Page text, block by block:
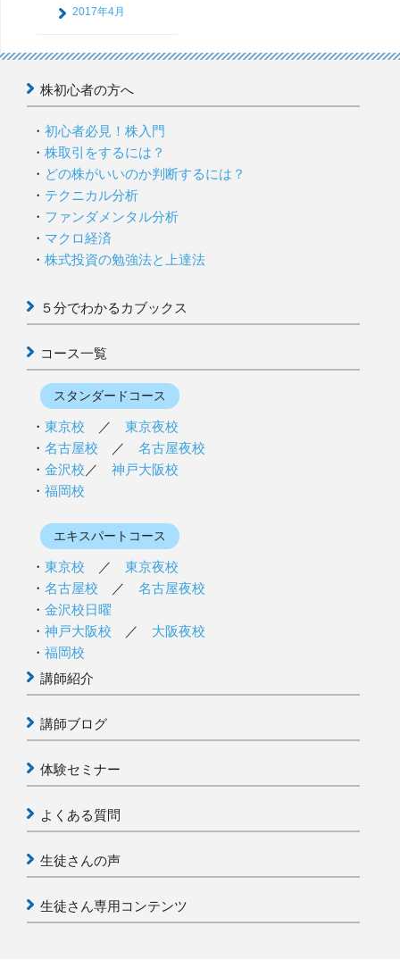
2017年4月
株初心者の方へ
初心者必見！株入門
株取引をするには？
どの株がいいのか判断するには？
テクニカル分析
ファンダメンタル分析
マクロ経済
株式投資の勉強法と上達法
５分でわかるカブックス
コース一覧
スタンダードコース
東京校 ／ 東京夜校
名古屋校 ／ 名古屋夜校
金沢校／ 神戸大阪校
福岡校
エキスパートコース
東京校 ／ 東京夜校
名古屋校 ／ 名古屋夜校
金沢校日曜
神戸大阪校 ／ 大阪夜校
福岡校
講師紹介
講師ブログ
体験セミナー
よくある質問
生徒さんの声
生徒さん専用コンテンツ